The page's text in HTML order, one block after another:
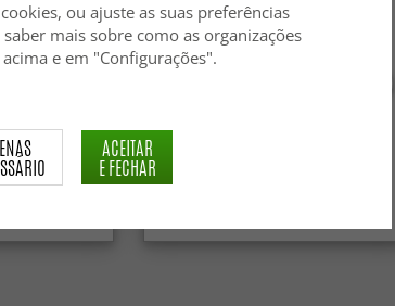
Super
ou ajuste as suas preferências
mais sobre como as organizações
e em "Configurações".
ACEITAR
E FECHAR